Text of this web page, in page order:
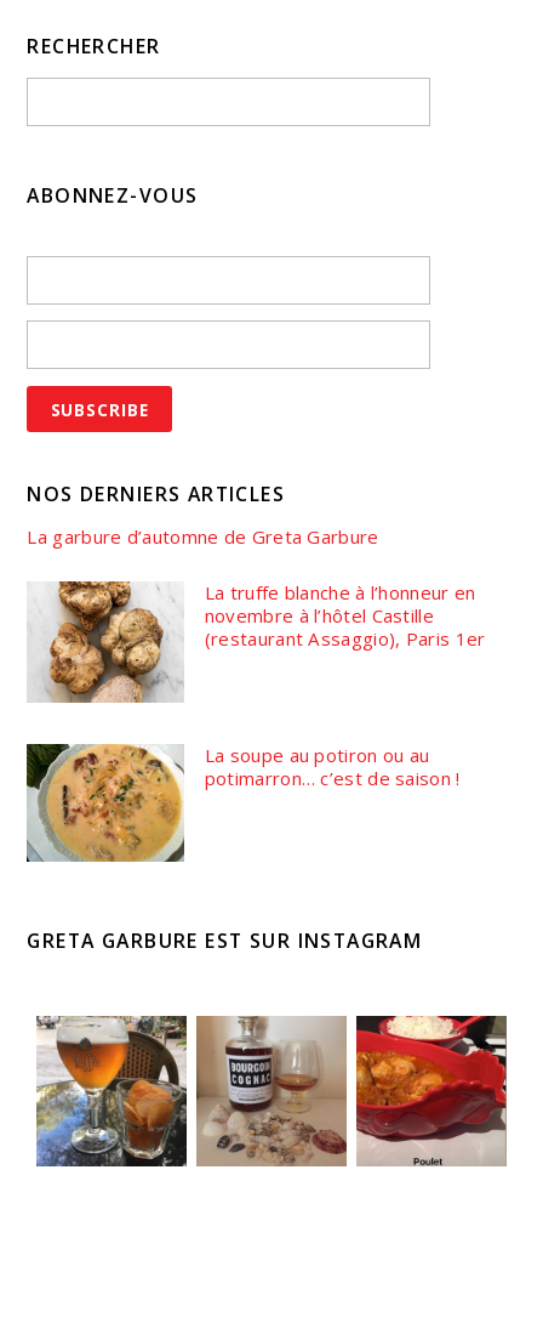
RECHERCHER
ABONNEZ-VOUS
NOS DERNIERS ARTICLES
La garbure d’automne de Greta Garbure
La truffe blanche à l’honneur en
novembre à l’hôtel Castille
(restaurant Assaggio), Paris 1er
La soupe au potiron ou au
potimarron… c’est de saison !
GRETA GARBURE EST SUR INSTAGRAM